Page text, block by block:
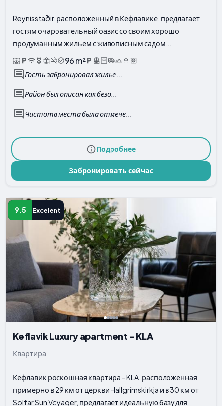
Reynisstaðir, расположенный в Кефлавике, предлагает
гостям очаровательный оазис со своим хорошо
продуманным жильем с живописным садом...
96 m²
Гость забронировал жилье ...
Район был описан как безо...
Чистота места была отмече...
Подробнее
Забронировать сейчас
9.5 Excelent
Keflavik Luxury apartment - KLA
Квартира
Кефлавик роскошная квартира - KLA, расположенная
примерно в 29 км от церкви Hallgrímskirkja и в 30 км от
Solfar Sun Voyager, предлагает идеальную базу для